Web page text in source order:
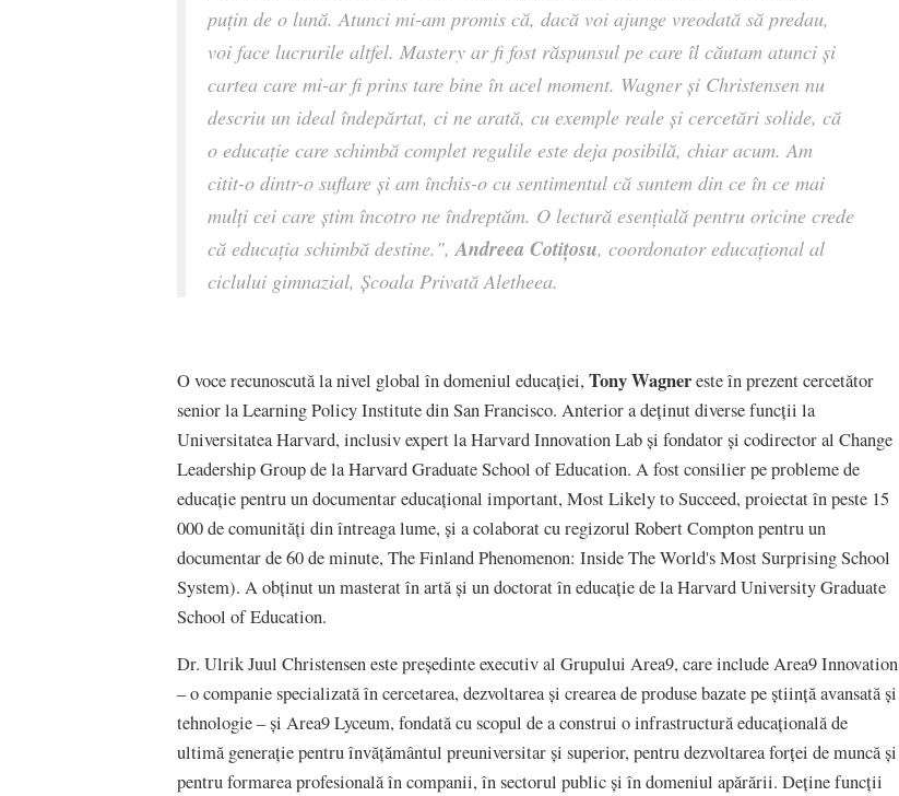
puțin de o lună. Atunci mi-am promis că, dacă voi ajunge vreodată să predau,
voi face lucrurile altfel. Mastery ar fi fost răspunsul pe care îl căutam atunci și
cartea care mi-ar fi prins tare bine în acel moment. Wagner și Christensen nu
descriu un ideal îndepărtat, ci ne arată, cu exemple reale și cercetări solide, că
o educație care schimbă complet regulile este deja posibilă, chiar acum. Am
citit-o dintr-o suflare și am închis-o cu sentimentul că suntem din ce în ce mai
mulți cei care știm încotro ne îndreptăm. O lectură esențială pentru oricine crede
că educația schimbă destine.",Andreea Cotițosu, coordonator educațional al
ciclului gimnazial, Școala Privată Aletheea.
O voce recunoscută la nivel global în domeniul educației, Tony Wagnereste în prezent cercetător
senior la Learning Policy Institute din San Francisco. Anterior a deținut diverse funcții la
Universitatea Harvard, inclusiv expert la Harvard Innovation Lab și fondator și codirector al Change
Leadership Group de la Harvard Graduate School of Education. A fost consilier pe probleme de
educație pentru un documentar educațional important, Most Likely to Succeed, proiectat în peste 15
000 de comunități din întreaga lume, și a colaborat cu regizorul Robert Compton pentru un
documentar de 60 de minute, The Finland Phenomenon: Inside The World's Most Surprising School
System). A obținut un masterat în artă și un doctorat în educație de la Harvard University Graduate
School of Education.
Dr. Ulrik Juul Christensen este președinte executiv al Grupului Area9, care include Area9 Innovation
– o companie specializată în cercetarea, dezvoltarea și crearea de produse bazate pe știință avansată și
tehnologie – și Area9 Lyceum, fondată cu scopul de a construi o infrastructură educațională de
ultimă generație pentru învățământul preuniversitar și superior, pentru dezvoltarea forței de muncă și
pentru formarea profesională în companii, în sectorul public și în domeniul apărării. Deține funcții